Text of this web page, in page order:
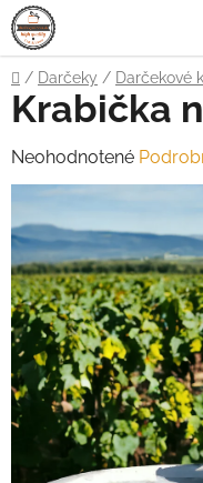
Prejsť
na
obsah
Domov
/ Darčeky / Darčekové
Krabička
Priemerné
hodnotenie
produktu
je
0,0
z
5
hviezdičiek.
Neohodnotené